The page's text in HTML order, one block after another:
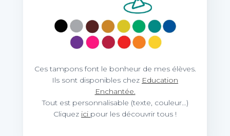
Ces tampons font le bonheur de mes élèves.
Ils sont disponibles chez Education
Enchantée.
Tout est personnalisable (texte, couleur…)
Cliquez ici pour les découvrir tous !